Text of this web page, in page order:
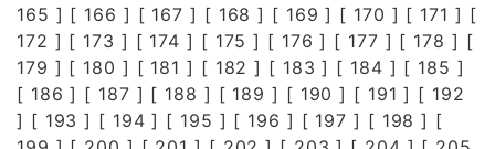
165 ] [ 166 ] [ 167 ] [ 168 ] [ 169 ] [ 170 ] [ 171 ] [
172 ] [ 173 ] [ 174 ] [ 175 ] [ 176 ] [ 177 ] [ 178 ] [
179 ] [ 180 ] [ 181 ] [ 182 ] [ 183 ] [ 184 ] [ 185 ]
[ 186 ] [ 187 ] [ 188 ] [ 189 ] [ 190 ] [ 191 ] [ 192
] [ 193 ] [ 194 ] [ 195 ] [ 196 ] [ 197 ] [ 198 ] [